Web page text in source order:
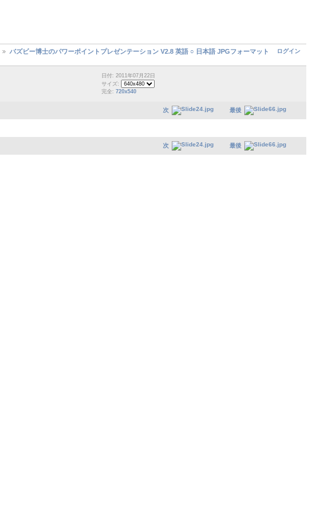
ログイン
バズビー博士のパワーポイントプレゼンテーション V2.8 英語 ○ 日本語 JPGフォーマット
日付: 2011年07月22日
サイズ:
完全: 720x540
次 最後
次 最後